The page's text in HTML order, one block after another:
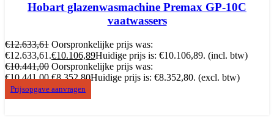
Hobart glazenwasmachine Premax GP-10C
vaatwassers
€12.633,61 Oorspronkelijke prijs was:
€12.633,61.€10.106,89Huidige prijs is: €10.106,89. (incl. btw)
€10.441,00 Oorspronkelijke prijs was:
€10.441,00.€8.352,80Huidige prijs is: €8.352,80. (excl. btw)
Prijsopgave aanvragen